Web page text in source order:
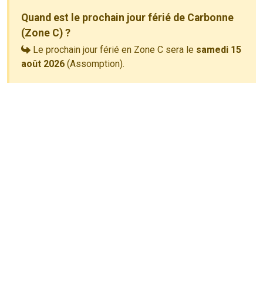
Quand est le prochain jour férié de Carbonne
(Zone C) ?
Le prochain jour férié en Zone C sera le samedi 15
août 2026 (Assomption).